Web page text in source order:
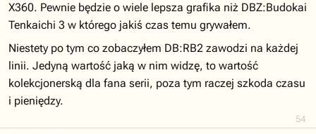
54
X360. Pewnie będzie o wiele lepsza grafika niż DBZ:Budokai
Tenkaichi 3 w którego jakiś czas temu grywałem.
Niestety po tym co zobaczyłem DB:RB2 zawodzi na każdej
linii. Jedyną wartość jaką w nim widzę, to wartość
kolekcjonerską dla fana serii, poza tym raczej szkoda czasu
i pieniędzy.